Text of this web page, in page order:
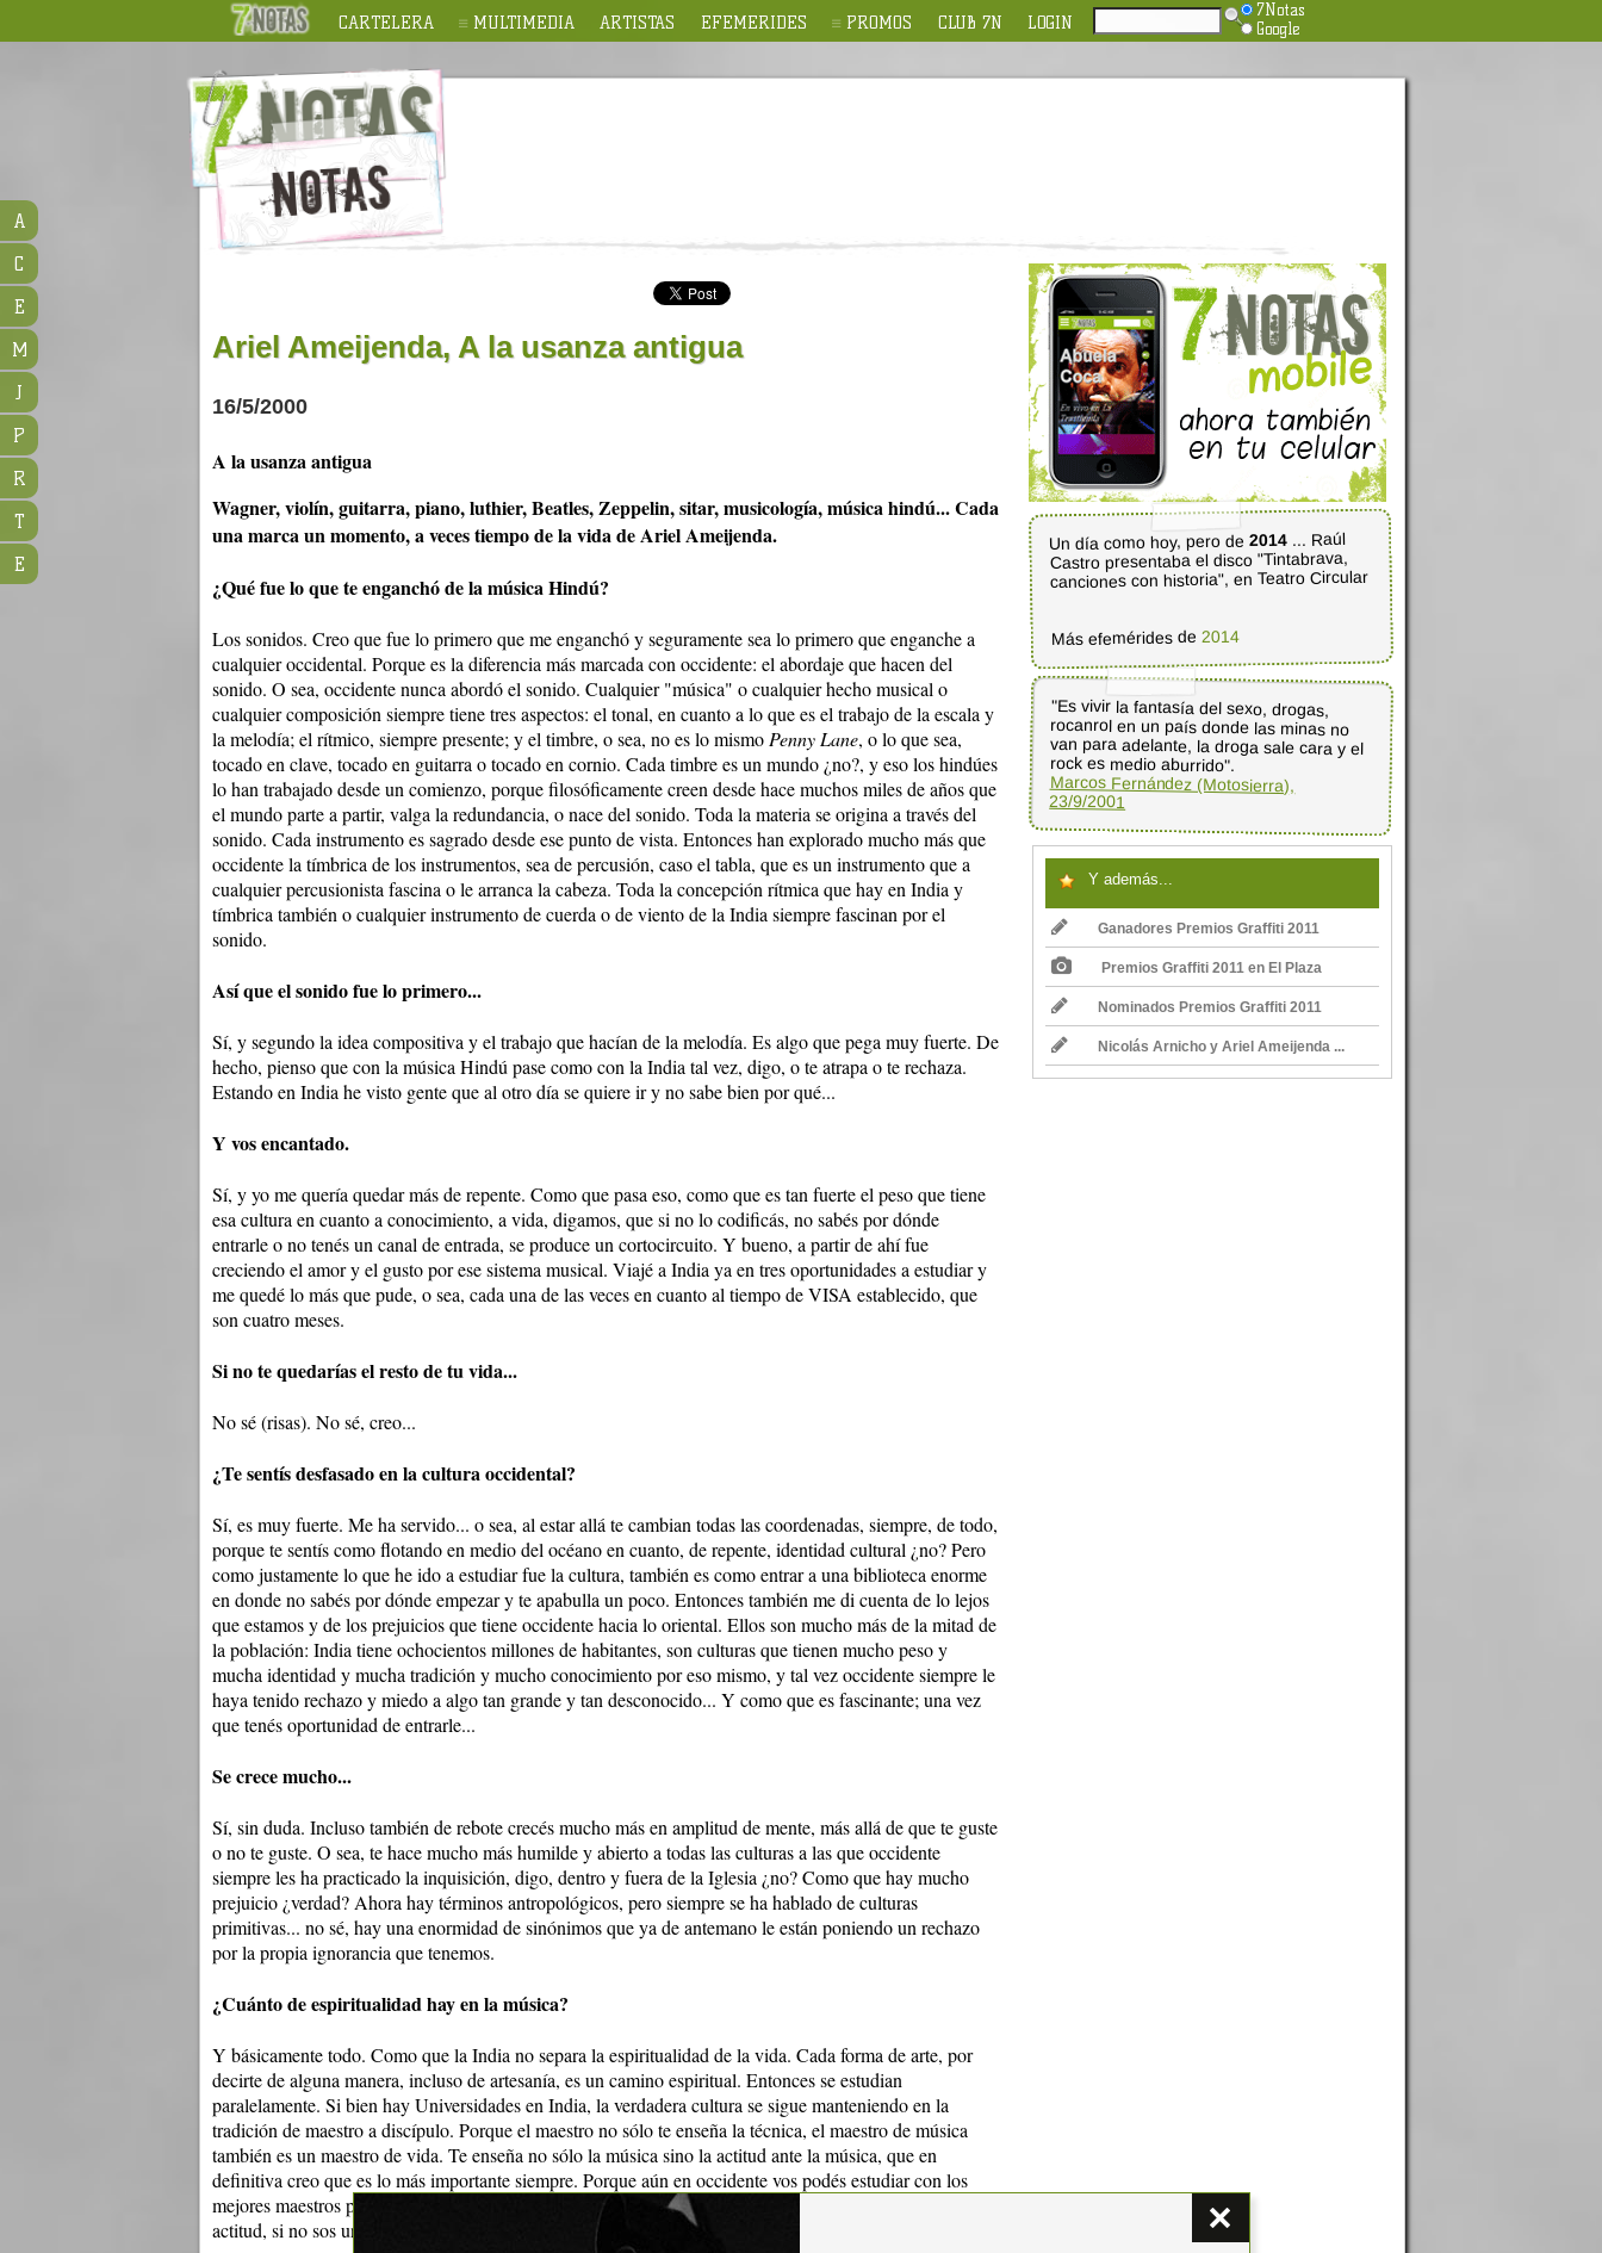
CARTELERA MULTIMEDIA ARTISTAS EFEMERIDES PROMOS CLUB 7N LOGIN
7Notas
Google
Ariel Ameijenda, A la usanza antigua
16/5/2000
A la usanza antigua
Wagner, violín, guitarra, piano, luthier, Beatles, Zeppelin, sitar, musicología, música hindú... Cada
una marca un momento, a veces tiempo de la vida de Ariel Ameijenda.
¿Qué fue lo que te enganchó de la música Hindú?
Los sonidos. Creo que fue lo primero que me enganchó y seguramente sea lo primero que enganche a
cualquier occidental. Porque es la diferencia más marcada con occidente: el abordaje que hacen del
sonido. O sea, occidente nunca abordó el sonido. Cualquier "música" o cualquier hecho musical o
cualquier composición siempre tiene tres aspectos: el tonal, en cuanto a lo que es el trabajo de la escala y
la melodía; el rítmico, siempre presente; y el timbre, o sea, no es lo mismoPenny Lane, o lo que sea,
tocado en clave, tocado en guitarra o tocado en cornio. Cada timbre es un mundo ¿no?, y eso los hindúes
lo han trabajado desde un comienzo, porque filosóficamente creen desde hace muchos miles de años que
el mundo parte a partir, valga la redundancia, o nace del sonido. Toda la materia se origina a través del
sonido. Cada instrumento es sagrado desde ese punto de vista. Entonces han explorado mucho más que
occidente la tímbrica de los instrumentos, sea de percusión, caso el tabla, que es un instrumento que a
cualquier percusionista fascina o le arranca la cabeza. Toda la concepción rítmica que hay en India y
tímbrica también o cualquier instrumento de cuerda o de viento de la India siempre fascinan por el
sonido.
Así que el sonido fue lo primero...
Sí, y segundo la idea compositiva y el trabajo que hacían de la melodía. Es algo que pega muy fuerte. De
hecho, pienso que con la música Hindú pase como con la India tal vez, digo, o te atrapa o te rechaza.
Estando en India he visto gente que al otro día se quiere ir y no sabe bien por qué...
Y vos encantado.
Sí, y yo me quería quedar más de repente. Como que pasa eso, como que es tan fuerte el peso que tiene
esa cultura en cuanto a conocimiento, a vida, digamos, que si no lo codificás, no sabés por dónde
entrarle o no tenés un canal de entrada, se produce un cortocircuito. Y bueno, a partir de ahí fue
creciendo el amor y el gusto por ese sistema musical. Viajé a India ya en tres oportunidades a estudiar y
me quedé lo más que pude, o sea, cada una de las veces en cuanto al tiempo de VISA establecido, que
son cuatro meses.
Si no te quedarías el resto de tu vida...
No sé (risas). No sé, creo...
¿Te sentís desfasado en la cultura occidental?
Sí, es muy fuerte. Me ha servido... o sea, al estar allá te cambian todas las coordenadas, siempre, de todo,
porque te sentís como flotando en medio del océano en cuanto, de repente, identidad cultural ¿no? Pero
como justamente lo que he ido a estudiar fue la cultura, también es como entrar a una biblioteca enorme
en donde no sabés por dónde empezar y te apabulla un poco. Entonces también me di cuenta de lo lejos
que estamos y de los prejuicios que tiene occidente hacia lo oriental. Ellos son mucho más de la mitad de
la población: India tiene ochocientos millones de habitantes, son culturas que tienen mucho peso y
mucha identidad y mucha tradición y mucho conocimiento por eso mismo, y tal vez occidente siempre le
haya tenido rechazo y miedo a algo tan grande y tan desconocido... Y como que es fascinante; una vez
que tenés oportunidad de entrarle...
Se crece mucho...
Sí, sin duda. Incluso también de rebote crecés mucho más en amplitud de mente, más allá de que te guste
o no te guste. O sea, te hace mucho más humilde y abierto a todas las culturas a las que occidente
siempre les ha practicado la inquisición, digo, dentro y fuera de la Iglesia ¿no? Como que hay mucho
prejuicio ¿verdad? Ahora hay términos antropológicos, pero siempre se ha hablado de culturas
primitivas... no sé, hay una enormidad de sinónimos que ya de antemano le están poniendo un rechazo
por la propia ignorancia que tenemos.
¿Cuánto de espiritualidad hay en la música?
Y básicamente todo. Como que la India no separa la espiritualidad de la vida. Cada forma de arte, por
decirte de alguna manera, incluso de artesanía, es un camino espiritual. Entonces se estudian
paralelamente. Si bien hay Universidades en India, la verdadera cultura se sigue manteniendo en la
tradición de maestro a discípulo. Porque el maestro no sólo te enseña la técnica, el maestro de música
también es un maestro de vida. Te enseña no sólo la música sino la actitud ante la música, que en
definitiva creo que es lo más importante siempre. Porque aún en occidente vos podés estudiar con los
mejores maestros pero lo que vas a expresar y poner en tu música es tu propia forma de vida, es tu propia
actitud, si no sos una máquina, un intérprete incluso y no músico.
Un día como hoy, pero de2014 ... Raúl
Castro presentaba el disco "Tintabrava,
canciones con historia", en Teatro Circular
Más efemérides de 2014
"Es vivir la fantasía del sexo, drogas,
rocanrol en un país donde las minas no
van para adelante, la droga sale cara y el
rock es medio aburrido".
Marcos Fernández (Motosierra),
23/9/2001
Y además...
Ganadores Premios Graffiti 2011
Premios Graffiti 2011 en El Plaza
Nominados Premios Graffiti 2011
Nicolás Arnicho y Ariel Ameijenda ...
A
C
E
M
J
P
R
T
E